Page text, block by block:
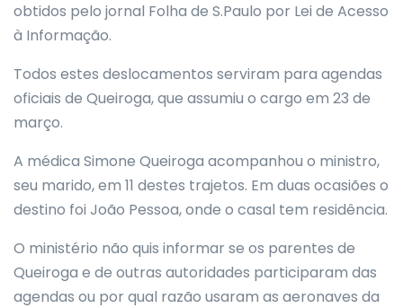
obtidos pelo jornal Folha de S.Paulo por Lei de Acesso
à Informação.
Todos estes deslocamentos serviram para agendas
oficiais de Queiroga, que assumiu o cargo em 23 de
março.
A médica Simone Queiroga acompanhou o ministro,
seu marido, em 11 destes trajetos. Em duas ocasiões o
destino foi João Pessoa, onde o casal tem residência.
O ministério não quis informar se os parentes de
Queiroga e de outras autoridades participaram das
agendas ou por qual razão usaram as aeronaves da